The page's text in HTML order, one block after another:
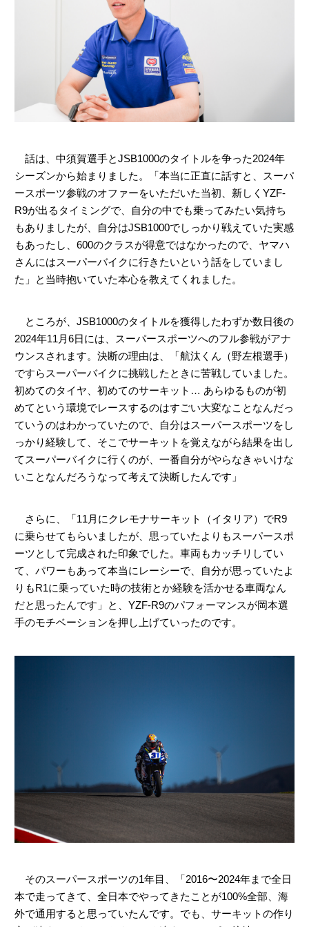
話は、中須賀選手とJSB1000のタイトルを争った2024年
シーズンから始まりました。「本当に正直に話すと、スーパ
ースポーツ参戦のオファーをいただいた当初、新しくYZF-
R9が出るタイミングで、自分の中でも乗ってみたい気持ち
もありましたが、自分はJSB1000でしっかり戦えていた実感
もあったし、600のクラスが得意ではなかったので、ヤマハ
さんにはスーパーバイクに行きたいという話をしていまし
た」と当時抱いていた本心を教えてくれました。
ところが、JSB1000のタイトルを獲得したわずか数日後の
2024年11月6日には、スーパースポーツへのフル参戦がアナ
ウンスされます。決断の理由は、「航汰くん（野左根選手）
ですらスーパーバイクに挑戦したときに苦戦していました。
初めてのタイヤ、初めてのサーキット… あらゆるものが初
めてという環境でレースするのはすごい大変なことなんだっ
ていうのはわかっていたので、自分はスーパースポーツをし
っかり経験して、そこでサーキットを覚えながら結果を出し
てスーパーバイクに行くのが、一番自分がやらなきゃいけな
いことなんだろうなって考えて決断したんです」
さらに、「11月にクレモナサーキット（イタリア）でR9
に乗らせてもらいましたが、思っていたよりもスーパースポ
ーツとして完成された印象でした。車両もカッチリしてい
て、パワーもあって本当にレーシーで、自分が思っていたよ
りもR1に乗っていた時の技術とか経験を活かせる車両なん
だと思ったんです」と、YZF-R9のパフォーマンスが岡本選
手のモチベーションを押し上げていったのです。
そのスーパースポーツの1年目、「2016〜2024年まで全日
本で走ってきて、全日本でやってきたことが100%全部、海
外で通用すると思っていたんです。でも、サーキットの作り